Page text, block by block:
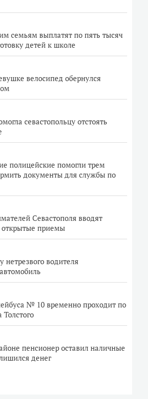
семьям выплатят по пять тысяч
детей к школе
велосипед обернулся
севастопольцу отстоять
полицейские помогли трем
документы для службы по
Севастополя вводят
приемы
нетрезвого водителя
№ 10 временно проходит по
пенсионер оставил наличные
денег